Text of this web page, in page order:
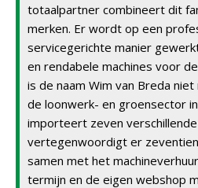
totaalpartner combineert dit
merken. Er wordt op een
servicegerichte manier
en rendabele machines voor
is de naam Wim van Breda
de loonwerk- en groensector
importeert zeven
vertegenwoordigt er
samen met het
termijn en de eigen webshop